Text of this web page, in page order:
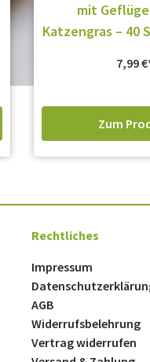
mit
Katzengras – 40
7,99€
Zum
Rechtliches
Impressum
AGB
Widerrufsbelehrung
Vertrag widerrufen